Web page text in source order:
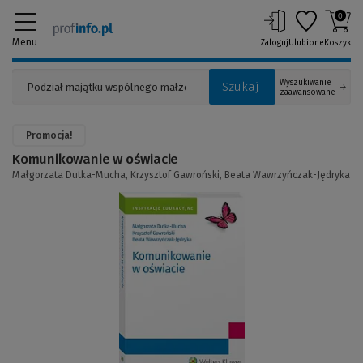
Menu
Szukaj
Wyszukiwanie
zaawansowane
ZalogujUlubione
0
Koszyk
Promocja!
Komunikowanie w oświacie
Małgorzata Dutka-Mucha, Krzysztof Gawroński, Beata Wawrzyńczak-Jędryka